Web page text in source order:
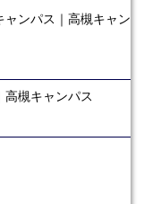
ンパス｜高槻キャン
高槻キャンパス